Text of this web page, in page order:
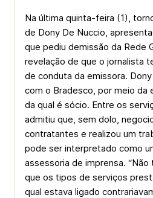
Na última quinta-feira (1),
de Dony De Nuccio,
que pediu demissão da Rede
revelação de que o jornalista
de conduta da emissora.
com o Bradesco, por meio da
da qual é sócio. Entre os
admitiu que, sem dolo,
contratantes e realizou um
pode ser interpretado como
assessoria de imprensa.
que os tipos de serviços
qual estava ligado